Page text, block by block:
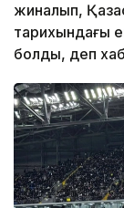
жиналып,
тарихындағы
болды, деп